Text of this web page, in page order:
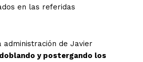
en las referidas
administración de Javier
y postergando los